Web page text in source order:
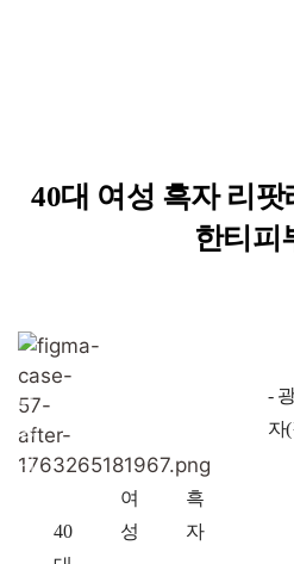
40대 여성 흑자 리팟
한티피
연
령
대
40
여
성
흑
자
-
자